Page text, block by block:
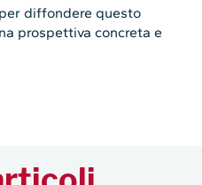
diffondere questo
prospettiva concreta e